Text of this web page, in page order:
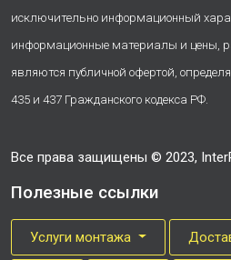
исключительно информационный
информационные материалы и цены,
являются публичной офертой,
435 и 437 Гражданского кодекса РФ.
Все права защищены © 2023,
Полезные ссылки
Услуги монтажа